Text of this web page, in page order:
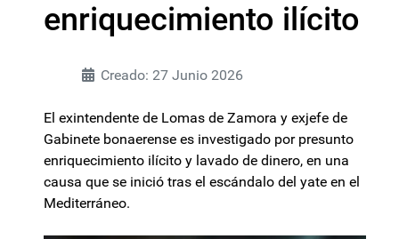
enriquecimiento ilícito
Creado: 27 Junio 2026
El exintendente de Lomas de Zamora y exjefe de
Gabinete bonaerense es investigado por presunto
enriquecimiento ilícito y lavado de dinero, en una
causa que se inició tras el escándalo del yate en el
Mediterráneo.